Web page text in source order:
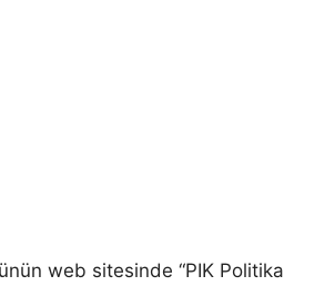
web sitesinde “PIK Politika